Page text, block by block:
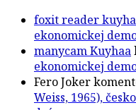
foxit reader
ekonomickej
manycam Kuyhaa
ekonomickej
Fero Joker
Weiss, 1965),